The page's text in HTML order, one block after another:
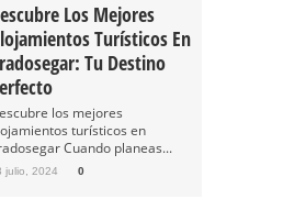
Los Mejores
Turísticos En
Tu Destino
los mejores
turísticos en
Cuando planeas...
julio, 2024 0